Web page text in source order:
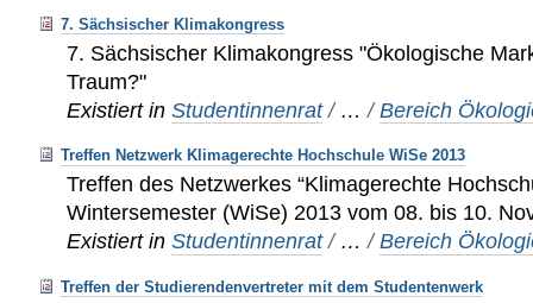
7. Sächsischer Klimakongress
7. Sächsischer Klimakongress "Ökologische
Traum?"
Existiert in Studentinnenrat / …/Bereich
Treffen Netzwerk Klimagerechte Hochschule WiSe 2013
Treffen des Netzwerkes “Klimagerechte
Wintersemester (WiSe) 2013 vom 08. bis 10.
Existiert in Studentinnenrat / …/Bereich
Treffen der Studierendenvertreter mit dem Studentenwerk